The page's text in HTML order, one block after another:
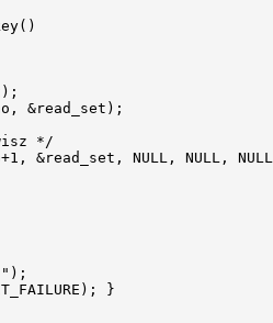
&read_set);
*/
&read_set, NULL, NULL,
}